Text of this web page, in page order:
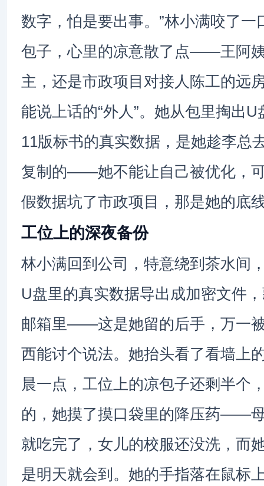
数字，怕是要出事。”林小满咬了一
包子，心里的凉意散了点——王阿
主，还是市政项目对接人陈工的远
能说上话的“外人”。她从包里掏出
11版标书的真实数据，是她趁李总
复制的——她不能让自己被优化，
假数据坑了市政项目，那是她的底
工位上的深夜备份
林小满回到公司，特意绕到茶水间
U盘里的真实数据导出成加密文件
邮箱里——这是她留的后手，万一
西能讨个说法。她抬头看了看墙上
晨一点，工位上的凉包子还剩半个
的，她摸了摸口袋里的降压药——
就吃完了，女儿的校服还没洗，而
是明天就会到。她的手指落在鼠标